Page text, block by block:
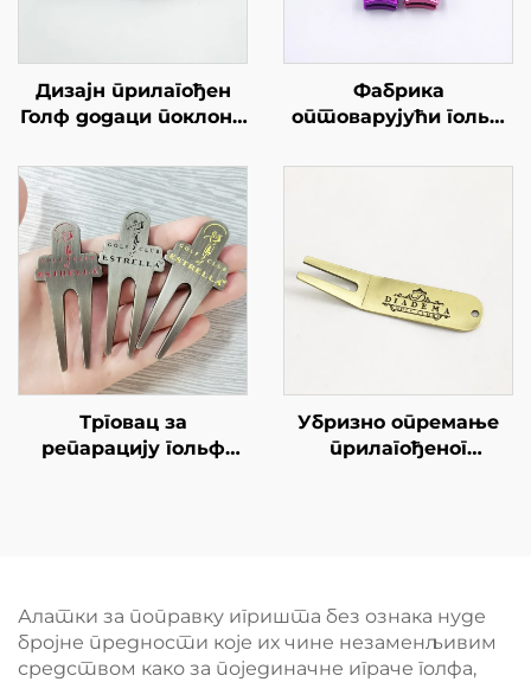
Дизајн прилагођен
Голф додаци поклони
Дивот алата топке
маркер
Фабрика
оптоварујући гольф
алат Магнет Голф
лопту
Трговац за
репарацију гольф
Убризно опремање
прилагођеног
поправку дивота са
персонализованим
логотипом
Алатки за поправку игришта без ознака нуде
бројне предности које их чине незаменљивим
средством како за појединачне играче голфа,